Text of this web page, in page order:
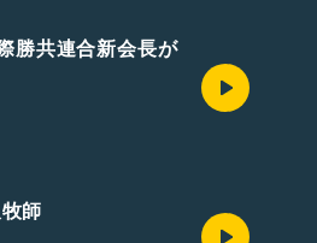
勝共連合新会長が
師